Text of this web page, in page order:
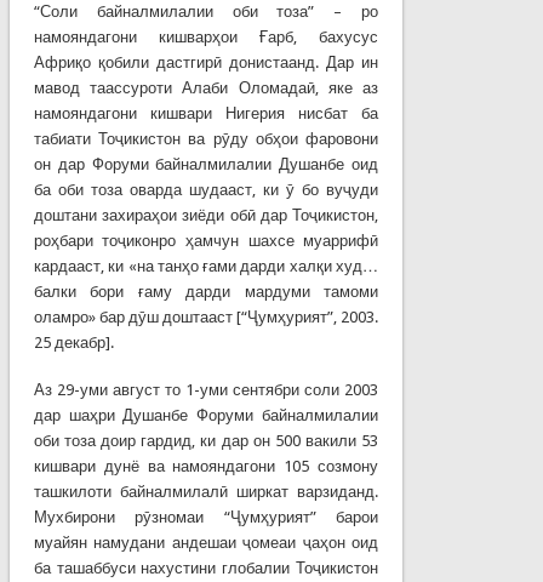
“Соли байналмилалии оби тоза” – ро
намояндагони кишварҳои Ғарб, бахусус
Африқо қобили дастгирӣ донистаанд. Дар ин
мавод таассуроти Алаби Оломадаӣ, яке аз
намояндагони кишвари Нигерия нисбат ба
табиати Тоҷикистон ва рӯду обҳои фаровони
он дар Форуми байналмилалии Душанбе оид
ба оби тоза оварда шудааст, ки ӯ бо вуҷуди
доштани захираҳои зиёди обӣ дар Тоҷикистон,
роҳбари тоҷиконро ҳамчун шахсе муаррифӣ
кардааст, ки «на танҳо ғами дарди халқи худ…
балки бори ғаму дарди мардуми тамоми
оламро» бар дӯш доштааст [“Ҷумҳурият”, 2003.
25 декабр].
Аз 29-уми август то 1-уми сентябри соли 2003
дар шаҳри Душанбе Форуми байналмилалии
оби тоза доир гардид, ки дар он 500 вакили 53
кишвари дунё ва намояндагони 105 созмону
ташкилоти байналмилалӣ ширкат варзиданд.
Мухбирони рӯзномаи “Ҷумҳурият” барои
муайян намудани андешаи ҷомеаи ҷаҳон оид
ба ташаббуси нахустини глобалии Тоҷикистон